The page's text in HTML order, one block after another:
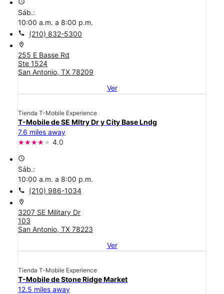
access_time
Sáb.:
10:00 a.m. a 8:00 p.m.
call (210) 832-5300
location_on
255 E Basse Rd
Ste 1524
San Antonio, TX 78209
Ver
Tienda T-Mobile Experience
T-Mobile de SE Mltry Dr y City Base Lndg
7.6 miles away
4.0
access_time
Sáb.:
10:00 a.m. a 8:00 p.m.
call (210) 986-1034
location_on
3207 SE Military Dr
103
San Antonio, TX 78223
Ver
Tienda T-Mobile Experience
T-Mobile de Stone Ridge Market
12.5 miles away